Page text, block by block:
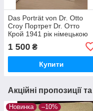
Das Porträt von Dr. Otto
Croy Портрет Dr. Отто
Крой 1941 рік німецькою
1 500 ₴
Купити
Акційні пропозиції
Новинка –10%